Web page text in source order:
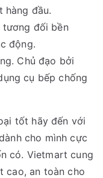
hàng đầu.
đối bền
động.
Chủ đạo bởi
cụ bếp chống
tốt hãy đến với
cho mình cực
có. Vietmart cung
cao, an toàn cho